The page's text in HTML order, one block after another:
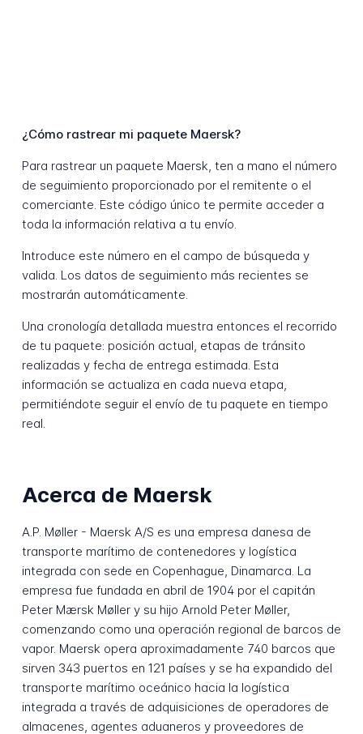
¿Cómo rastrear mi paquete Maersk?
Para rastrear un paquete Maersk, ten a mano el número
de seguimiento proporcionado por el remitente o el
comerciante. Este código único te permite acceder a
toda la información relativa a tu envío.
Introduce este número en el campo de búsqueda y
valida. Los datos de seguimiento más recientes se
mostrarán automáticamente.
Una cronología detallada muestra entonces el recorrido
de tu paquete: posición actual, etapas de tránsito
realizadas y fecha de entrega estimada. Esta
información se actualiza en cada nueva etapa,
permitiéndote seguir el envío de tu paquete en tiempo
real.
Acerca de Maersk
A.P. Møller - Maersk A/S es una empresa danesa de
transporte marítimo de contenedores y logística
integrada con sede en Copenhague, Dinamarca. La
empresa fue fundada en abril de 1904 por el capitán
Peter Mærsk Møller y su hijo Arnold Peter Møller,
comenzando como una operación regional de barcos de
vapor. Maersk opera aproximadamente 740 barcos que
sirven 343 puertos en 121 países y se ha expandido del
transporte marítimo oceánico hacia la logística
integrada a través de adquisiciones de operadores de
almacenes, agentes aduaneros y proveedores de